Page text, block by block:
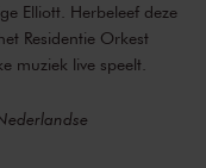
Elliott. Herbeleef deze
Residentie Orkest
muziek live speelt.